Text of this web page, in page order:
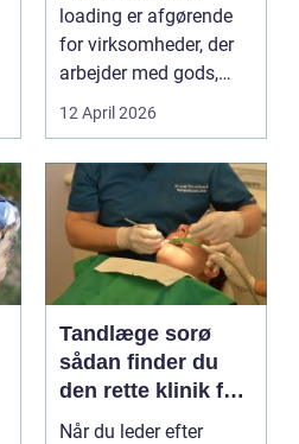
loading er afgørende
for virksomheder, der
arbejder med gods,
skrot eller ...
12 April 2026
Tandlæge sorø
sådan finder du
den rette klinik for
dig
Når du leder efter